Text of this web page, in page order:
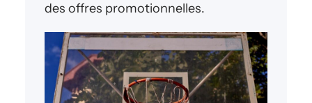
des offres promotionnelles.